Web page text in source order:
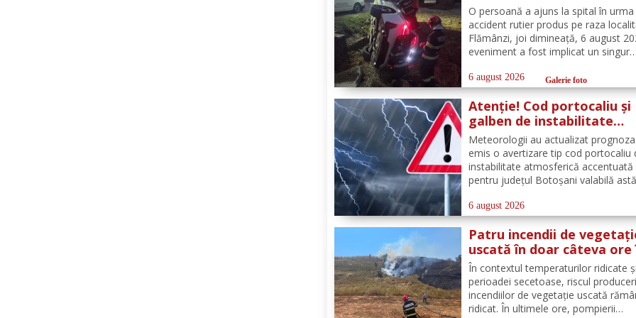
Flămânzi
O persoană a ajuns la spital în
accident rutier produs pe raza
Flămânzi, joi dimineață, 6 august
eveniment a fost implicat un singur
scurt timp, pompierii din cadrul
de Lucru Flămânzi, cu o
stingere și...
6 august 2026 Galerie foto
Atenție! Cod portocaliu și
galben de instabilitate
atmosferică pentru
Botoșani
Meteorologii au actualizat
emis o avertizare tip cod portocaliu
instabilitate atmosferică accentuată
pentru județul Botoșani valabilă
menționat vor fi perioade cu
atmosferică accentuată ce se va
manifesta prin...
6 august 2026
Patru incendii de
uscată în doar câteva ore
județul Botoșani. La
a ars un hectar de
În contextul temperaturilor ridicate
perioadei secetoase, riscul
incendiilor de vegetație uscată
ridicat. În ultimele ore, pompierii